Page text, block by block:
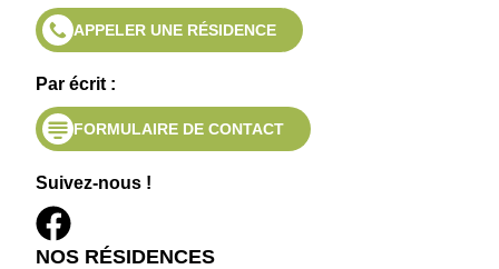
APPELER UNE RÉSIDENCE
Par écrit :
FORMULAIRE DE CONTACT
Suivez-nous !
NOS RÉSIDENCES